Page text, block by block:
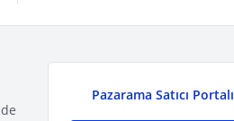
Pazarama Satıcı Portalı